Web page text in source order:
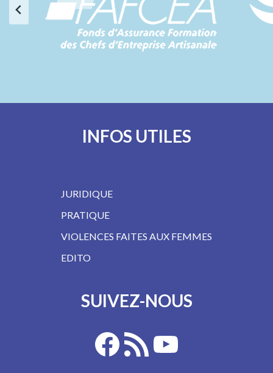
INFOS UTILES
JURIDIQUE
PRATIQUE
VIOLENCES FAITES AUX FEMMES
EDITO
SUIVEZ-NOUS